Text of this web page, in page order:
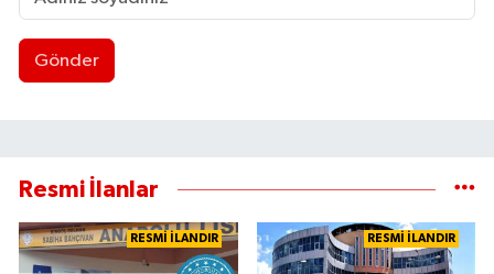
Gönder
Resmi İlanlar
RESMİ İLANDIR RESMİ İLANDIR